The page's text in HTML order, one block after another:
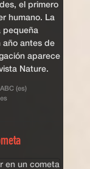
el primero
humano. La
pequeña
año antes de
aparece
Nature.
ABC (es)